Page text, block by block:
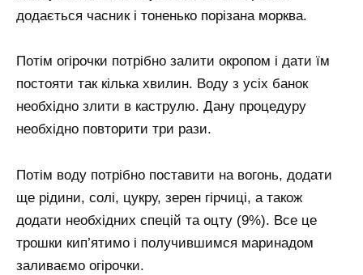
додається часник і тоненько порізана морква.
Потім огірочки потрібно залити окропом і дати їм
постояти так кілька хвилин. Воду з усіх банок
необхідно злити в каструлю. Дану процедуру
необхідно повторити три рази.
Потім воду потрібно поставити на вогонь, додати
ще рідини, солі, цукру, зерен гірчиці, а також
додати необхідних спецій та оцту (9%). Все це
трошки кип’ятимо і получившимся маринадом
заливаємо огірочки.